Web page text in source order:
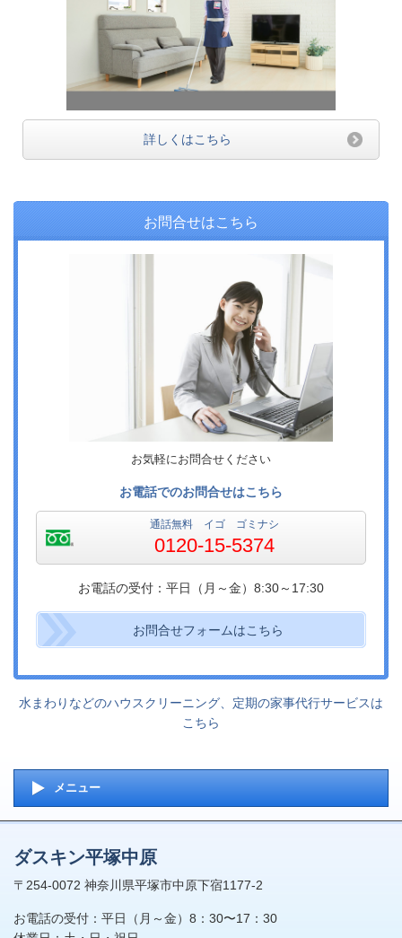
詳しくはこちら
お問合せはこちら
お気軽にお問合せください
お電話でのお問合せはこちら
通話無料 イゴ ゴミナシ
0120-15-5374
お電話の受付：平日（月～金）8:30～17:30
お問合せフォームはこちら
水まわりなどのハウスクリーニング、定期の家事代行サービスは
こちら
メニュー
ダスキン平塚中原
〒254-0072 神奈川県平塚市中原下宿1177-2
お電話の受付：平日（月～金）8：30〜17：30